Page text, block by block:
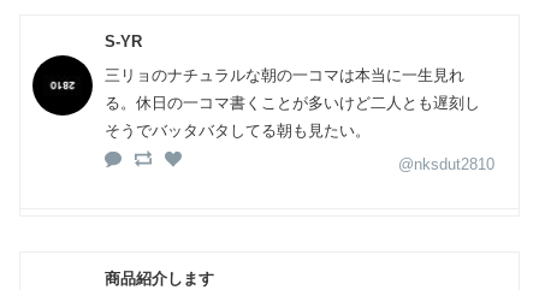
S-YR
三リョのナチュラルな朝の一コマは本当に一生見れ
る。休日の一コマ書くことが多いけど二人とも遅刻し
そうでバッタバタしてる朝も見たい。
@nksdut2810
商品紹介します